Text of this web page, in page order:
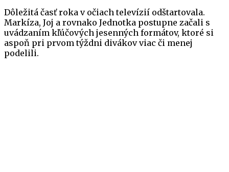
Dôležitá časť roka v očiach televízií odštartovala.
Markíza, Joj a rovnako Jednotka postupne začali s
uvádzaním kľúčových jesenných formátov, ktoré si
aspoň pri prvom týždni divákov viac či menej
podelili.